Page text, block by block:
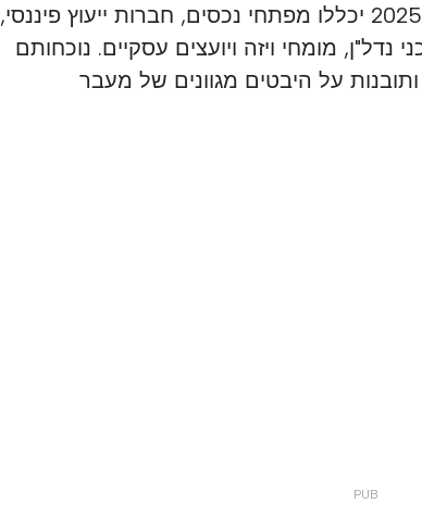
ערוכת המעבר לפורטוגל באפריל 2025 יכללו מפתחי נכסים, חברות ייעוץ פיננסי,
נדל"ן, מומחי ויזה ויועצים עסקיים. נוכחותם
על היבטים מגוונים של מעבר